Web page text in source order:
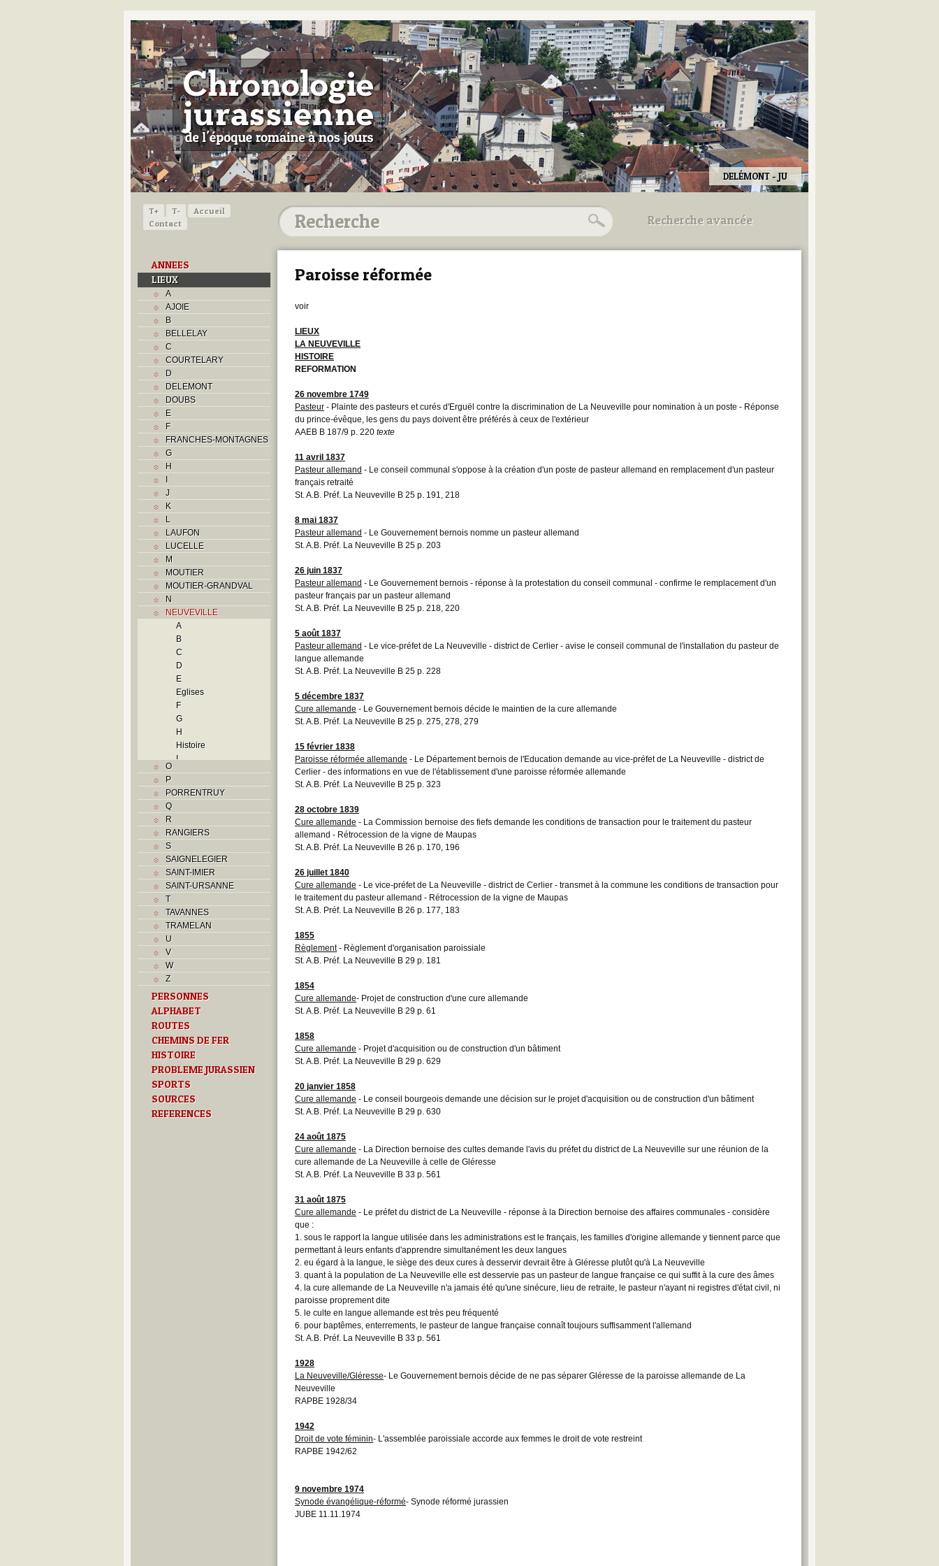
DELÉMONT - JU
T+ T-
Accueil
Contact
ANNEES
LIEUX
A
AJOIE
B
BELLELAY
C
COURTELARY
D
DELEMONT
DOUBS
E
F
FRANCHES-MONTAGNES
G
H
I
J
K
L
LAUFON
LUCELLE
M
MOUTIER
MOUTIER-GRANDVAL
N
NEUVEVILLE
A
B
C
D
E
Eglises
F
G
H
Histoire
I
M
O
Problème jurassien
R
S
T
Textes
O
P
PORRENTRUY
Q
R
RANGIERS
S
SAIGNELEGIER
SAINT-IMIER
SAINT-URSANNE
T
TAVANNES
TRAMELAN
U
V
W
Z
PERSONNES
ALPHABET
ROUTES
CHEMINS DE FER
HISTOIRE
PROBLEME JURASSIEN
SPORTS
SOURCES
REFERENCES
Recherche avancée
Utilisez les champs ci-dessous
Paroisse réformée
voir
LIEUX
LA NEUVEVILLE
HISTOIRE
REFORMATION
26 novembre 1749
Pasteur - Plainte des pasteurs et curés d'Erguël contre la discrimination de La Neuveville pour nomination à un poste - Réponse
du prince-évêque, les gens du pays doivent être préférés à ceux de l'extérieur
AAEB B 187/9 p. 220 texte
11 avril 1837
Pasteur allemand - Le conseil communal s'oppose à la création d'un poste de pasteur allemand en remplacement d'un pasteur
français retraité
St. A.B. Préf. La Neuveville B 25 p. 191, 218
8 mai 1837
Pasteur allemand - Le Gouvernement bernois nomme un pasteur allemand
St. A.B. Préf. La Neuveville B 25 p. 203
26 juin 1837
Pasteur allemand - Le Gouvernement bernois - réponse à la protestation du conseil communal - confirme le remplacement d'un
pasteur français par un pasteur allemand
St. A.B. Préf. La Neuveville B 25 p. 218, 220
5 août 1837
Pasteur allemand - Le vice-préfet de La Neuveville - district de Cerlier - avise le conseil communal de l'installation du pasteur de
langue allemande
St. A.B. Préf. La Neuveville B 25 p. 228
5 décembre 1837
Cure allemande - Le Gouvernement bernois décide le maintien de la cure allemande
St. A.B. Préf. La Neuveville B 25 p. 275, 278, 279
15 février 1838
Paroisse réformée allemande - Le Département bernois de l'Education demande au vice-préfet de La Neuveville - district de
Cerlier - des informations en vue de l'établissement d'une paroisse réformée allemande
St. A.B. Préf. La Neuveville B 25 p. 323
28 octobre 1839
Cure allemande - La Commission bernoise des fiefs demande les conditions de transaction pour le traitement du pasteur
allemand - Rétrocession de la vigne de Maupas
St. A.B. Préf. La Neuveville B 26 p. 170, 196
26 juillet 1840
Cure allemande - Le vice-préfet de La Neuveville - district de Cerlier - transmet à la commune les conditions de transaction pour
le traitement du pasteur allemand - Rétrocession de la vigne de Maupas
St. A.B. Préf. La Neuveville B 26 p. 177, 183
1855
Règlement- Règlement d'organisation paroissiale
St. A.B. Préf. La Neuveville B 29 p. 181
1854
Cure allemande- Projet de construction d'une cure allemande
St. A.B. Préf. La Neuveville B 29 p. 61
1858
Cure allemande - Projet d'acquisition ou de construction d'un bâtiment
St. A.B. Préf. La Neuveville B 29 p. 629
20 janvier 1858
Cure allemande - Le conseil bourgeois demande une décision sur le projet d'acquisition ou de construction d'un bâtiment
St. A.B. Préf. La Neuveville B 29 p. 630
24 août 1875
Cure allemande - La Direction bernoise des cultes demande l'avis du préfet du district de La Neuveville sur une réunion de la
cure allemande de La Neuveville à celle de Gléresse
St. A.B. Préf. La Neuveville B 33 p. 561
31 août 1875
Cure allemande - Le préfet du district de La Neuveville - réponse à la Direction bernoise des affaires communales - considère
que :
1. sous le rapport la langue utilisée dans les administrations est le français, les familles d'origine allemande y tiennent parce que
permettant à leurs enfants d'apprendre simultanément les deux langues
2. eu égard à la langue, le siège des deux cures à desservir devrait être à Gléresse plutôt qu'à La Neuveville
3. quant à la population de La Neuveville elle est desservie pas un pasteur de langue française ce qui suffit à la cure des âmes
4. la cure allemande de La Neuveville n'a jamais été qu'une sinécure, lieu de retraite, le pasteur n'ayant ni registres d'état civil, ni
paroisse proprement dite
5. le culte en langue allemande est très peu fréquenté
6. pour baptêmes, enterrements, le pasteur de langue française connaît toujours suffisamment l'allemand
St. A.B. Préf. La Neuveville B 33 p. 561
1928
La Neuveville/Gléresse- Le Gouvernement bernois décide de ne pas séparer Gléresse de la paroisse allemande de La
Neuveville
RAPBE 1928/34
1942
Droit de vote féminin- L'assemblée paroissiale accorde aux femmes le droit de vote restreint
RAPBE 1942/62
9 novembre 1974
Synode évangélique-réformé- Synode réformé jurassien
JUBE 11.11.1974